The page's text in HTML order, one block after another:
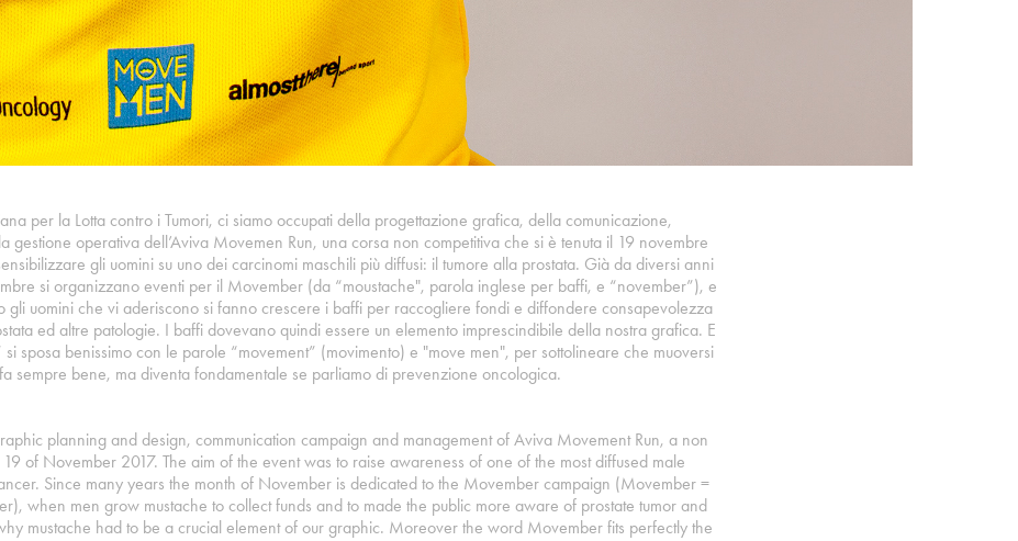
per la Lotta contro i Tumori, ci siamo occupati della progettazione grafica, della comunicazione,
gestione operativa dell’Aviva Movemen Run, una corsa non competitiva che si è tenuta il 19 novembre
gli uomini su uno dei carcinomi maschili più diffusi: il tumore alla prostata. Già da diversi anni
si organizzano eventi per il Movember (da “moustache", parola inglese per baffi, e “november”), e
gli uomini che vi aderiscono si fanno crescere i baffi per raccogliere fondi e diffondere consapevolezza
ed altre patologie. I baffi dovevano quindi essere un elemento imprescindibile della nostra grafica. E
sposa benissimo con le parole “movement” (movimento) e "move men", per sottolineare che muoversi
fa sempre bene, ma diventa fondamentale se parliamo di prevenzione oncologica.
planning and design, communication campaign and management of Aviva Movement Run, a non
of November 2017. The aim of the event was to raise awareness of one of the most diffused male
Since many years the month of November is dedicated to the Movember campaign (Movember =
when men grow mustache to collect funds and to made the public more aware of prostate tumor and
mustache had to be a crucial element of our graphic. Moreover the word Movember fits perfectly the